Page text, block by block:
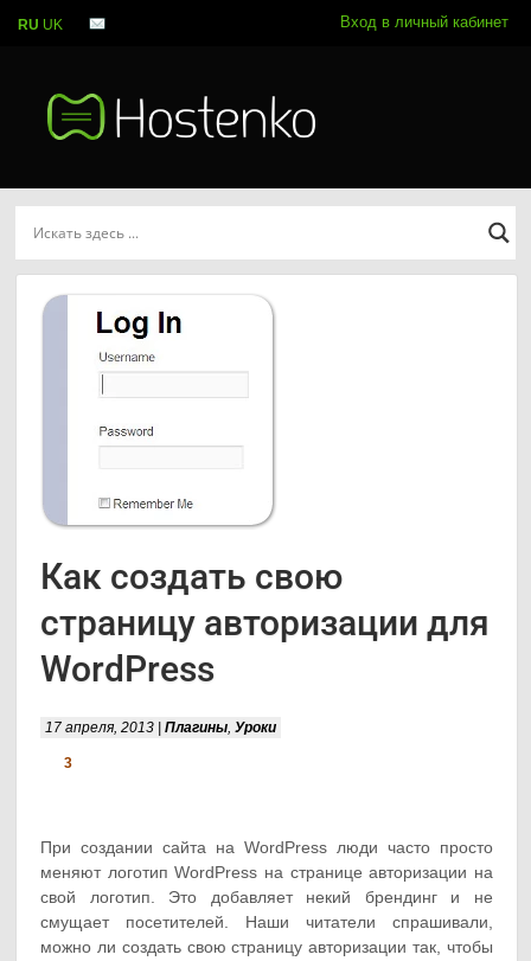
Вход в личный кабинет
Как создать свою
страницу авторизации для
WordPress
17 апреля, 2013 |Плагины,Уроки
3
При создании сайта на WordPress люди часто просто
меняют логотип WordPress на странице авторизации на
свой логотип. Это добавляет некий брендинг и не
смущает посетителей. Наши читатели спрашивали,
можно ли создать свою страницу авторизации так, чтобы
RU UK